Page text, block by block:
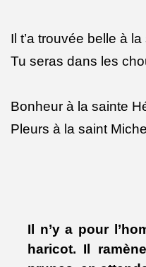
Il t’a trouvée belle à la
Tu seras dans les
Bonheur à la sainte
Pleurs à la saint Michel
Il n’y a pour
haricot. Il